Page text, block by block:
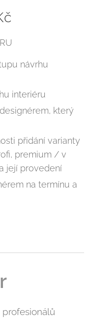
návrhu
interiéru
který
přidání varianty
premium / v
její provedení
na termínu a
profesionálů